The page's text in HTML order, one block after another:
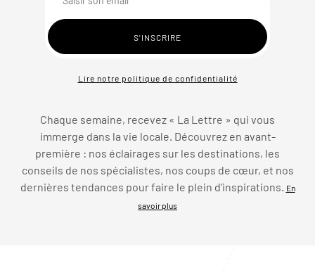
Lire notre politique de confidentialité
Chaque semaine, recevez « La Lettre » qui vous
immerge dans la vie locale. Découvrez en avant-
première : nos éclairages sur les destinations, les
conseils de nos spécialistes, nos coups de cœur, et nos
dernières tendances pour faire le plein d’inspirations.
En
savoir plus